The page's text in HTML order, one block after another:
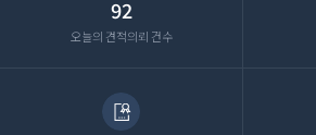
92
오늘의 견적의뢰 건수